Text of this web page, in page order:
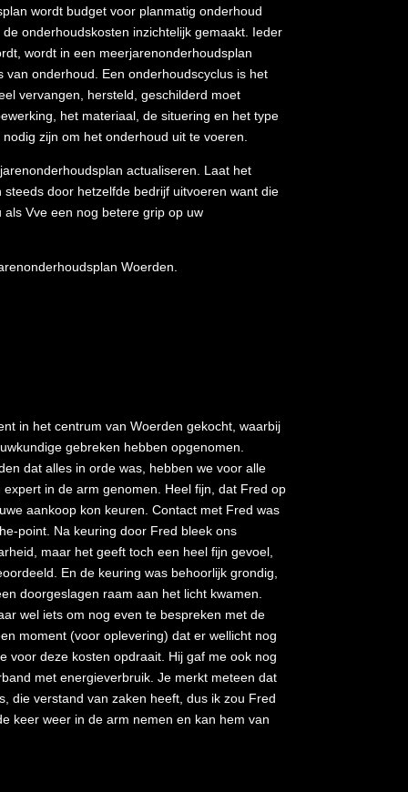
wordt budget voor planmatig onderhoud
onderhoudskosten inzichtelijk gemaakt. Ieder
wordt in een meerjarenonderhoudsplan
van onderhoud. Een onderhoudscyclus is het
vervangen, hersteld, geschilderd moet
het materiaal, de situering en het type
zijn om het onderhoud uit te voeren.
actualiseren. Laat het
door hetzelfde bedrijf uitvoeren want die
Vve een nog betere grip op uw
Woerden.
in het centrum van Woerden gekocht, waarbij
gebreken hebben opgenomen.
dat alles in orde was, hebben we voor alle
in de arm genomen. Heel fijn, dat Fred op
aankoop kon keuren. Contact met Fred was
point. Na keuring door Fred bleek ons
maar het geeft toch een heel fijn gevoel,
En de keuring was behoorlijk grondig,
doorgeslagen raam aan het licht kwamen.
wel iets om nog even te bespreken met de
moment (voor oplevering) dat er wellicht nog
voor deze kosten opdraait. Hij gaf me ook nog
met energieverbruik. Je merkt meteen dat
die verstand van zaken heeft, dus ik zou Fred
keer weer in de arm nemen en kan hem van